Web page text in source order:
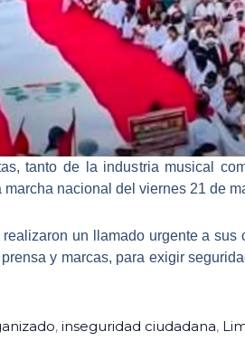
tanto de la industria musical
marcha nacional del viernes 21 de
realizaron un llamado urgente a
y marcas, para exigir
, inseguridad ciudadana,